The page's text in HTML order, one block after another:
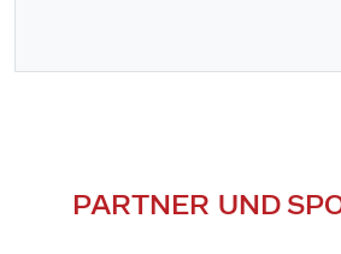
PARTNER UND